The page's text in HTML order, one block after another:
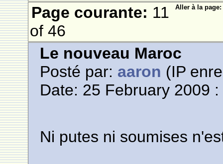
Aller à la page:
Page courante: 11
of 46
Le nouveau Maroc
Posté par: aaron (IP
Date: 25 February 2009 :
Ni putes ni soumises